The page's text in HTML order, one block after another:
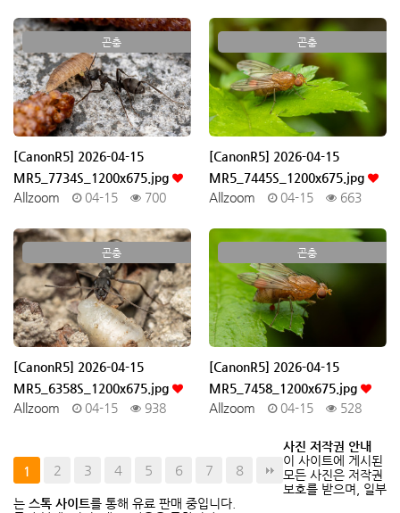
곤충
[CanonR5] 2026-04-15
MR5_7734S_1200x675.jpg
Allzoom
04-15 700
곤충
[CanonR5] 2026-04-15
MR5_7445S_1200x675.jpg
Allzoom
04-15 663
곤충
[CanonR5] 2026-04-15
MR5_6358S_1200x675.jpg
Allzoom
04-15 938
곤충
[CanonR5] 2026-04-15
MR5_7458_1200x675.jpg
Allzoom
04-15 528
1 2 3 4 5 6 7 8
사진 저작권 안내
이 사이트에 게시된
모든 사진은 저작권
보호를 받으며, 일부
는 스톡 사이트를 통해 유료 판매 중입니다.